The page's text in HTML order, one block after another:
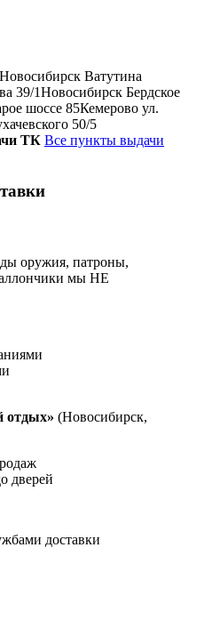
Новосибирск Ватутина
39/1Новосибирск Бердское
шоссе 85Кемерово ул.
50/5
ТК Все пункты выдачи
оружия, патроны,
мы НЕ
отдых» (Новосибирск,
дверей
доставки